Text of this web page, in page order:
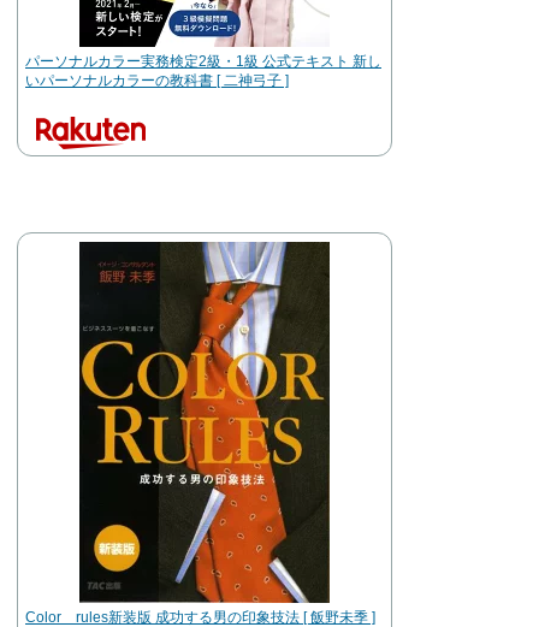
パーソナルカラー実務検定2級・1級 公式テキスト 新し
いパーソナルカラーの教科書 [ 二神弓子 ]
Color rules新装版 成功する男の印象技法 [ 飯野未季 ]